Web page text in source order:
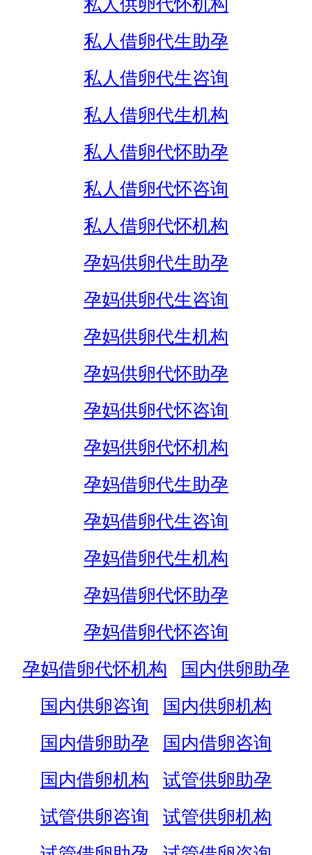
私人供卵代怀机构
私人借卵代生助孕
私人借卵代生咨询
私人借卵代生机构
私人借卵代怀助孕
私人借卵代怀咨询
私人借卵代怀机构
孕妈供卵代生助孕
孕妈供卵代生咨询
孕妈供卵代生机构
孕妈供卵代怀助孕
孕妈供卵代怀咨询
孕妈供卵代怀机构
孕妈借卵代生助孕
孕妈借卵代生咨询
孕妈借卵代生机构
孕妈借卵代怀助孕
孕妈借卵代怀咨询
孕妈借卵代怀机构
国内供卵助孕
国内供卵咨询
国内供卵机构
国内借卵助孕
国内借卵咨询
国内借卵机构
试管供卵助孕
试管供卵咨询
试管供卵机构